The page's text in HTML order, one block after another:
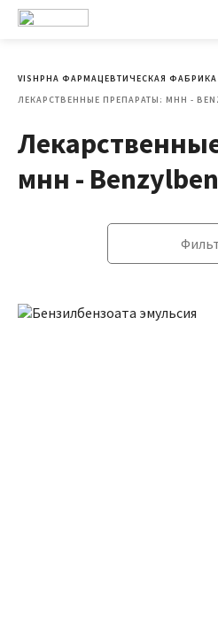
VISHPHA ФАРМАЦЕВТИЧЕСКАЯ ФАБРИКА
ЛЕКАРСТВЕННЫЕ ПРЕПАРАТЫ: МНН -
мнн -